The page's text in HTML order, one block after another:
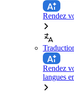
Rendez
Rendez
langues